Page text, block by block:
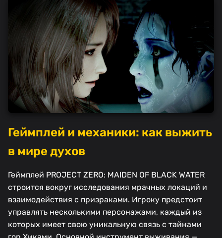
Геймплей и механики: как выжить
в мире духов
Геймплей PROJECT ZERO: MAIDEN OF BLACK WATER
строится вокруг исследования мрачных локаций и
взаимодействия с призраками. Игроку предстоит
управлять несколькими персонажами, каждый из
которых имеет свою уникальную связь с тайнами